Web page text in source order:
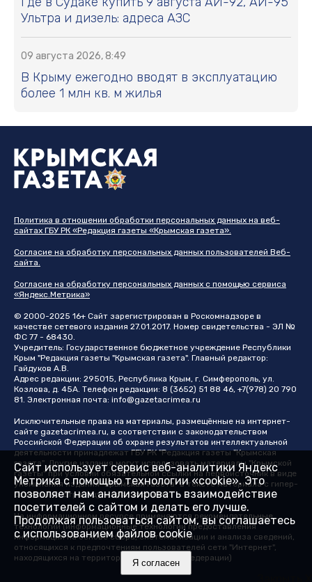
Ультра и дизель: адреса АЗС
09 августа 2026, 8:49
В Крыму ежегодно вводят в эксплуатацию
более 1 млн кв. м жилья
Политика в отношении обработки персональных данных на веб-
сайтах ГБУ РК «Редакция газеты «Крымская газета».
Согласие на обработку персональных данных пользователей Веб-
сайта.
Согласие на обработку персональных данных с помощью сервиса
«Яндекс.Метрика»
© 2000-2025 16+ Сайт зарегистрирован в Роскомнадзоре в
качестве сетевого издания 27.01.2017. Номер свидетельства - ЭЛ №
ФС 77 - 68430.
Учредитель: Государственное бюджетное учреждение Республики
Крым "Редакция газеты "Крымская газета". Главный редактор:
Гайдуков А.В.
Адрес редакции: 295015, Республика Крым, г. Симферополь, ул.
Козлова, д. 45А. Телефон редакции: 8 (3652) 51 88 46, +7(978) 20 790
81. Электронная почта: info@gazetacrimea.ru
Исключительные права на материалы, размещённые на интернет-
сайте gazetacrimea.ru, в соответствии с законодательством
Российской Федерации об охране результатов интеллектуальной
деятельности принадлежат ГБУ РК "Редакция газеты "Крымская
газета". Другие издания могут использовать материалы "Крымской
газеты" при условии обязательной ссылки на первоисточник в виде
упоминания издания "Крымская газета" в тексте материала с гипер-
ссылкой на страницу-первоисточник
На информационном ресурсе применяются рекомендательные
технологии (информационные технологии предоставления
информации на основе сбора, систематизации и анализа сведений,
относящихся к предпочтениям пользователей сети "Интернет",
находящихся на территории Российской Федерации)
Сайт использует сервис веб-аналитики Яндекс
Метрика с помощью технологии «cookie». Это
позволяет нам анализировать взаимодействие
посетителей с сайтом и делать его лучше.
Продолжая пользоваться сайтом, вы соглашаетесь
с использованием файлов cookie
Я согласен